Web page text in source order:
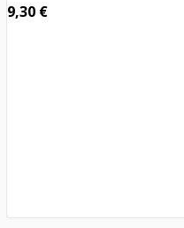
9,30 €